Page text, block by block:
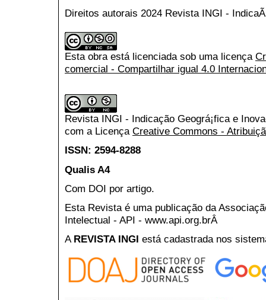
Direitos autorais 2024 Revista INGI -
Esta obra está licenciada sob uma licença
comercial - Compartilhar igual 4.0
Revista INGI - Indicação Geográ¡fica e
com a Licença Creative Commons -
ISSN: 2594-8288
Qualis A4
Com DOI por artigo.
Esta Revista é uma publicação da
Intelectual - API - www.api.org.brÂ
A REVISTA INGI está cadastrada nos